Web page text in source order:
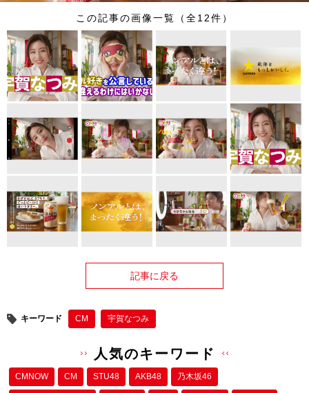
この記事の画像一覧（全12件）
記事に戻る
キーワード CM 宇賀なつみ
人気のキーワード
CMNOW CM STU48 AKB48 乃木坂46